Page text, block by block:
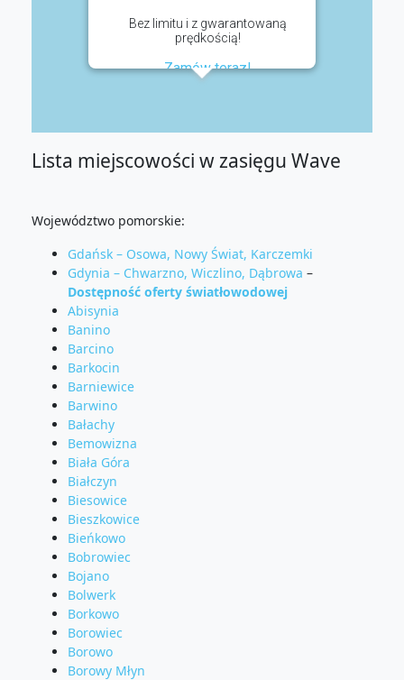
Bez limitu i z gwarantowaną
prędkością!
Zamów teraz!
Lista miejscowości w zasięgu Wave
Województwo pomorskie:
Gdańsk – Osowa, Nowy Świat, Karczemki
Gdynia – Chwarzno, Wiczlino, Dąbrowa –
Dostępność oferty światłowodowej
Abisynia
Banino
Barcino
Barkocin
Barniewice
Barwino
Bałachy
Bemowizna
Biała Góra
Białczyn
Biesowice
Bieszkowice
Bieńkowo
Bobrowiec
Bojano
Bolwerk
Borkowo
Borowiec
Borowo
Borowy Młyn